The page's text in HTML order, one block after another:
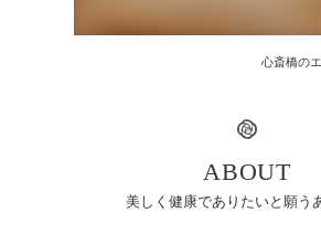
心斎橋の
美しく健康でありたいと願う
ABOUT